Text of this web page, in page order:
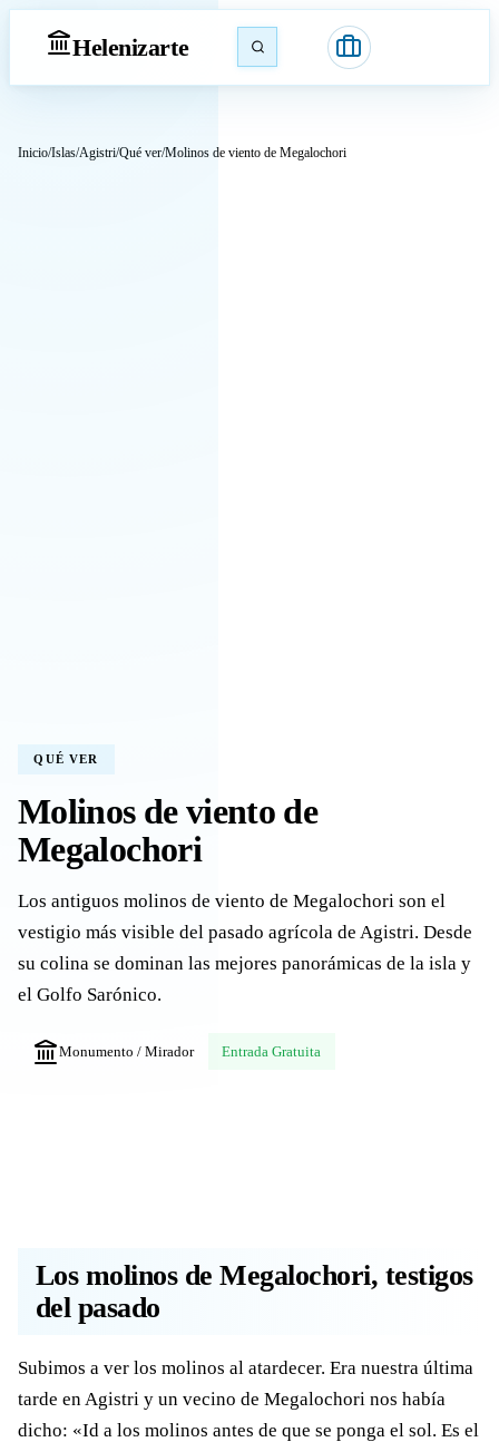
Helenizarte
Inicio/Islas/Agistri/Qué ver/Molinos de viento de Megalochori
QUÉ VER
Molinos de viento de
Megalochori
Los antiguos molinos de viento de Megalochori son el
vestigio más visible del pasado agrícola de Agistri. Desde
su colina se dominan las mejores panorámicas de la isla y
el Golfo Sarónico.
Monumento / Mirador Entrada Gratuita
Los molinos de Megalochori, testigos
del pasado
Subimos a ver los molinos al atardecer. Era nuestra última
tarde en Agistri y un vecino de Megalochori nos había
dicho: «Id a los molinos antes de que se ponga el sol. Es el